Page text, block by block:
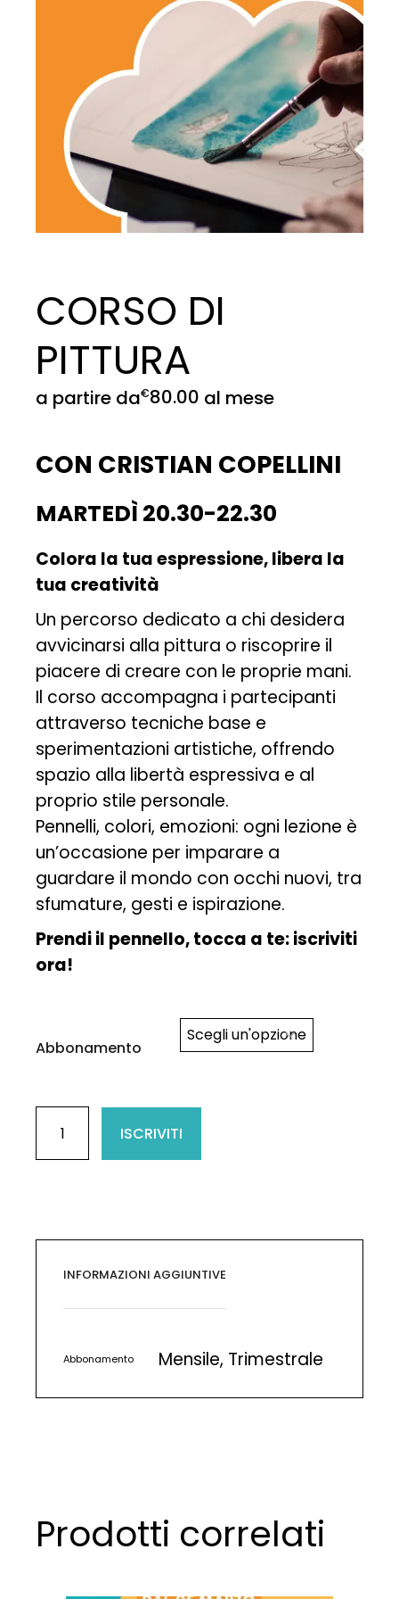
CORSO DI
PITTURA
a partire da€80.00 al mese
CON CRISTIAN COPELLINI
MARTEDÌ 20.30-22.30
Colora la tua espressione, libera la
tua creatività
Un percorso dedicato a chi desidera
avvicinarsi alla pittura o riscoprire il
piacere di creare con le proprie mani.
Il corso accompagna i partecipanti
attraverso tecniche base e
sperimentazioni artistiche, offrendo
spazio alla libertà espressiva e al
proprio stile personale.
Pennelli, colori, emozioni: ogni lezione è
un’occasione per imparare a
guardare il mondo con occhi nuovi, tra
sfumature, gesti e ispirazione.
Prendi il pennello, tocca a te: iscriviti
ora!
Abbonamento
Scegli un'opzione
CORSO DI PITTURA quantità
ISCRIVITI
INFORMAZIONI AGGIUNTIVE
Abbonamento Mensile, Trimestrale
Prodotti correlati